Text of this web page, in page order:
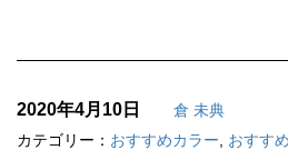
2020年4月10日
倉 未典
カテゴリー： おすすめカラー, おすす